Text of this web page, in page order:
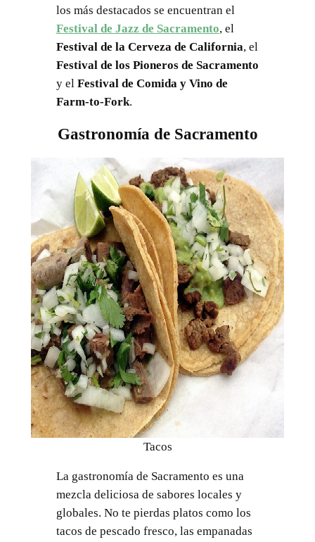
los más destacados se encuentran el
Festival de Jazz de Sacramento, el
Festival de la Cerveza de California, el
Festival de los Pioneros de Sacramento
y el Festival de Comida y Vino de
Farm-to-Fork.
Gastronomía de Sacramento
Tacos
La gastronomía de Sacramento es una
mezcla deliciosa de sabores locales y
globales. No te pierdas platos como los
tacos de pescado fresco, las empanadas